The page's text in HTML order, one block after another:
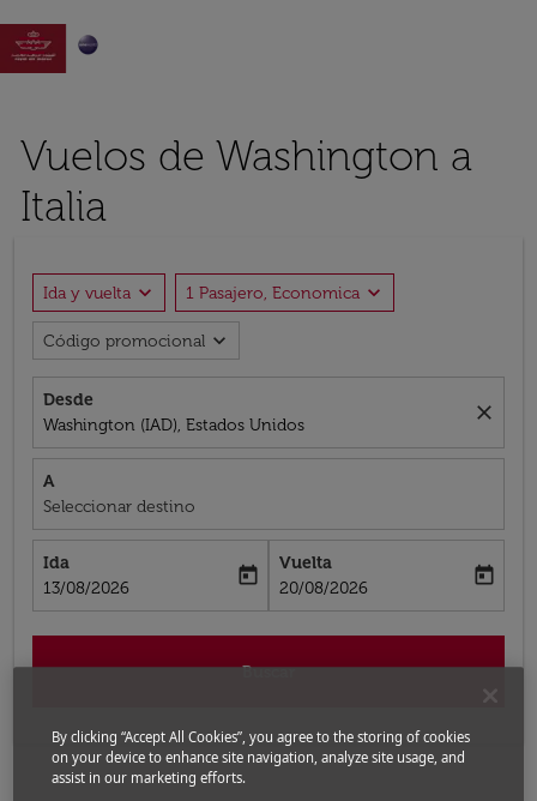

Vuelos de Washington a
Italia
Ida y vuelta expand_more 1 Pasajero, Economica expand_more
Código promocional expand_more
Desde
Washington (IAD), Estados Unidos
close
A
Seleccionar destino
Ida
fc-booking-departure-date-aria-label
13/08/2026
today
Vuelta
fc-booking-return-date-aria-label
20/08/2026
today
Buscar
By clicking “Accept All Cookies”, you agree to the storing of cookies
on your device to enhance site navigation, analyze site usage, and
assist in our marketing efforts.